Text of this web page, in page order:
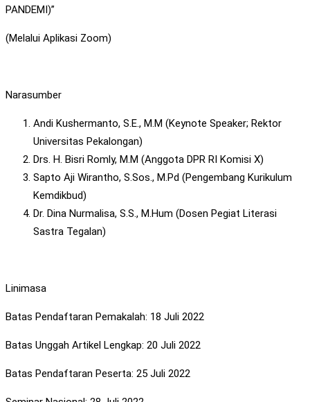
PANDEMI)”
(Melalui Aplikasi Zoom)
Narasumber
Andi Kushermanto, S.E., M.M (Keynote Speaker; Rektor
Universitas Pekalongan)
Drs. H. Bisri Romly, M.M (Anggota DPR RI Komisi X)
Sapto Aji Wirantho, S.Sos., M.Pd (Pengembang Kurikulum
Kemdikbud)
Dr. Dina Nurmalisa, S.S., M.Hum (Dosen Pegiat Literasi
Sastra Tegalan)
Linimasa
Batas Pendaftaran Pemakalah: 18 Juli 2022
Batas Unggah Artikel Lengkap: 20 Juli 2022
Batas Pendaftaran Peserta: 25 Juli 2022